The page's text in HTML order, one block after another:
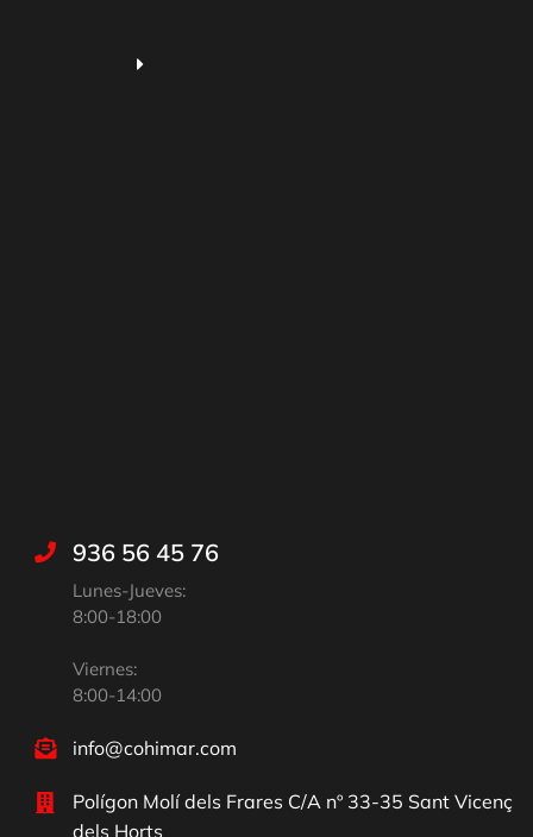
936 56 45 76
Lunes-Jueves:
8:00-18:00
Viernes:
8:00-14:00
info@cohimar.com
Polígon Molí dels Frares C/A nº 33-35 Sant Vicenç
dels Horts